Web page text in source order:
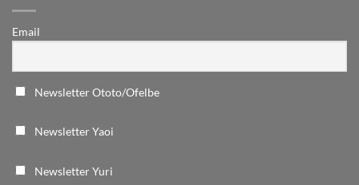
Email
Newsletter Ototo/Ofelbe
Newsletter Yaoi
Newsletter Yuri